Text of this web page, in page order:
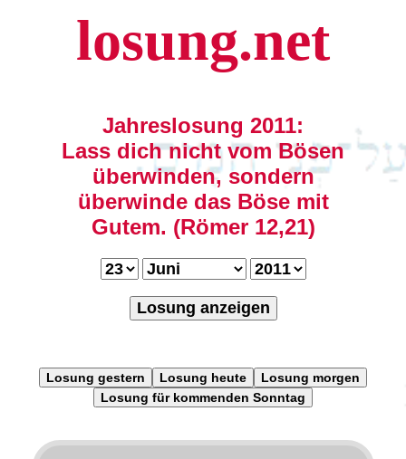
losung.net
Jahreslosung 2011:
Lass dich nicht vom Bösen
überwinden, sondern
überwinde das Böse mit
Gutem. (Römer 12,21)
Losung anzeigen
Losung gestern Losung heute
Losung morgen
Losung für kommenden Sonntag